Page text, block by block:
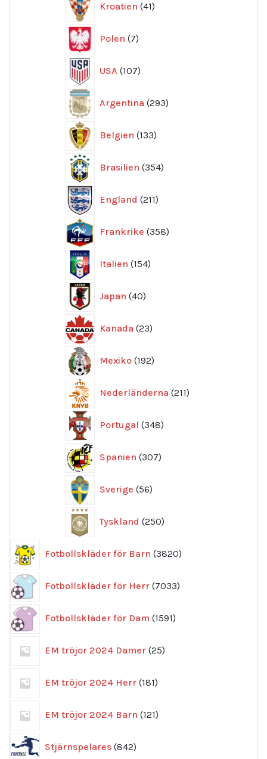
Kroatien 41
produkter
Polen 7
produkter
USA 107
produkter
Argentina 293
produkter
Belgien 133
produkter
Brasilien 354
produkter
England 211
produkter
Frankrike 358
produkter
Italien 154
produkter
Japan 40
produkter
Kanada 23
produkter
Mexiko 192
produkter
Nederländerna 211
produkter
Portugal 348
produkter
Spanien 307
produkter
Sverige 56
produkter
Tyskland 250
produkter
Fotbollskläder för Barn 3820
produkter
Fotbollskläder för Herr 7033
produkter
Fotbollskläder för Dam 1591
produkter
EM tröjor 2024 Damer 25
produkter
EM tröjor 2024 Herr 181
produkter
EM tröjor 2024 Barn 121
produkter
Stjärnspelares 842
produkter